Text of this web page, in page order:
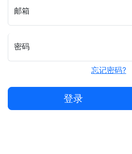
邮箱
密码
忘记密码?
登录